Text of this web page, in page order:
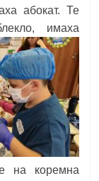
абокат. Те
имаха
на коремна